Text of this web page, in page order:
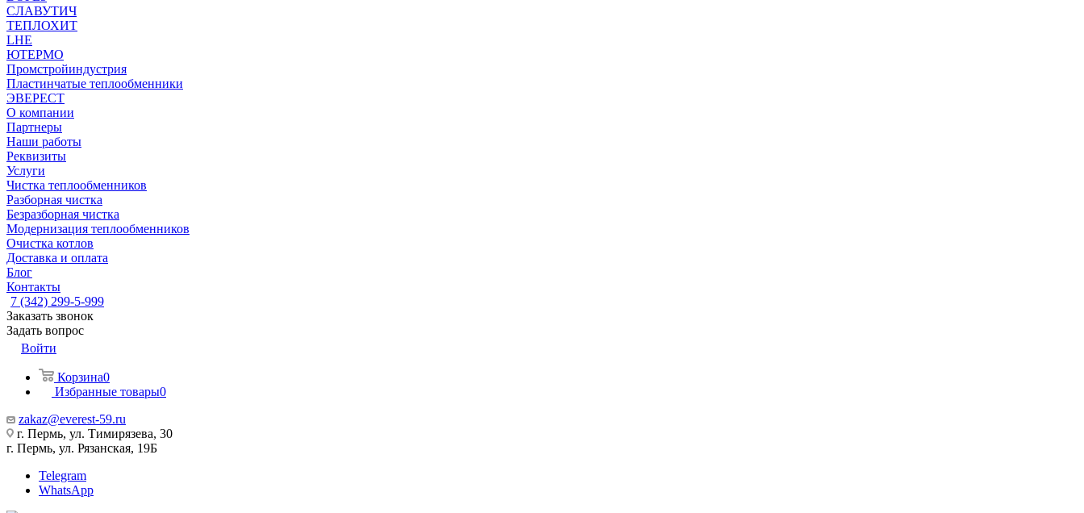
СЛАВУТИЧ
ТЕПЛОХИТ
LHE
ЮТЕРМО
Промстройиндустрия
Пластинчатые теплообменники
ЭВЕРЕСТ
О компании
Партнеры
Наши работы
Реквизиты
Услуги
Чистка теплообменников
Разборная чистка
Безразборная чистка
Модернизация теплообменников
Очистка котлов
Доставка и оплата
Блог
Контакты
7 (342) 299-5-999
Заказать звонок
Задать вопрос
Войти
Корзина0
Избранные товары0
zakaz@everest-59.ru
г. Пермь, ул. Тимирязева, 30
г. Пермь, ул. Рязанская, 19Б
Telegram
WhatsApp